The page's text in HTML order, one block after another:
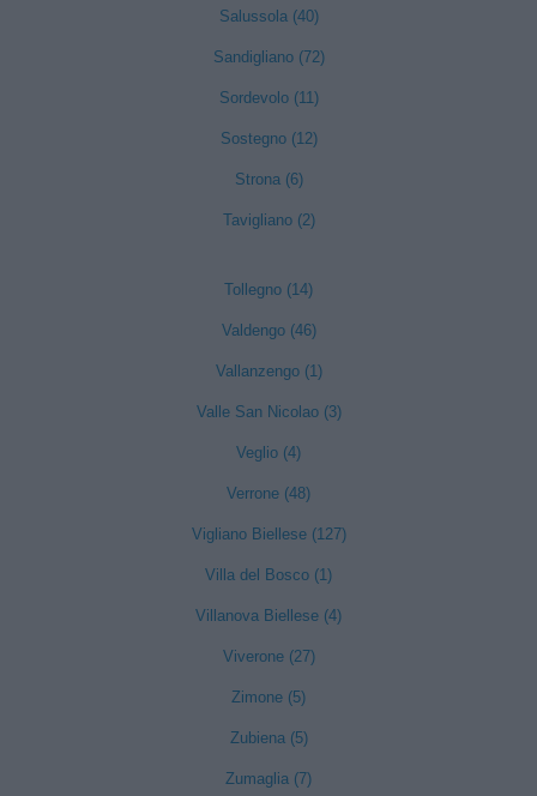
Salussola (40)
Sandigliano (72)
Sordevolo (11)
Sostegno (12)
Strona (6)
Tavigliano (2)
Tollegno (14)
Valdengo (46)
Vallanzengo (1)
Valle San Nicolao (3)
Veglio (4)
Verrone (48)
Vigliano Biellese (127)
Villa del Bosco (1)
Villanova Biellese (4)
Viverone (27)
Zimone (5)
Zubiena (5)
Zumaglia (7)